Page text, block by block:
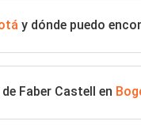
y dónde puedo
Faber Castell en